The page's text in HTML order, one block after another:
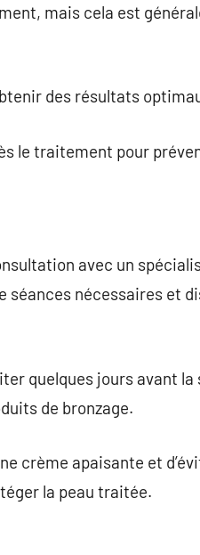
mais cela est
des résultats
le traitement pour
avec un
nécessaires et
quelques jours avant la
de bronzage.
crème apaisante et
la peau traitée.